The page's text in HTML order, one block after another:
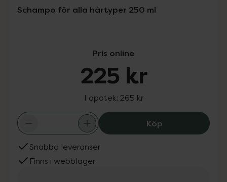
Schampo för alla hårtyper 250 ml
Pris online
225 kr
I apotek: 265 kr
KöpSystem 4 Bio
Snabba leveranser
Finns i webblager